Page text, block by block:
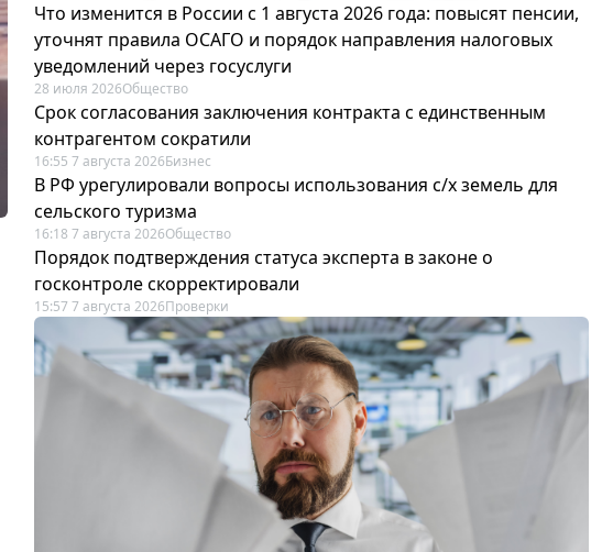
Что изменится в России с 1 августа 2026 года: повысят пенсии,
уточнят правила ОСАГО и порядок направления налоговых
уведомлений через госуслуги
28 июля 2026Общество
Срок согласования заключения контракта с единственным
контрагентом сократили
16:55 7 августа 2026Бизнес
В РФ урегулировали вопросы использования с/х земель для
сельского туризма
16:18 7 августа 2026Общество
Порядок подтверждения статуса эксперта в законе о
госконтроле скорректировали
15:57 7 августа 2026Проверки